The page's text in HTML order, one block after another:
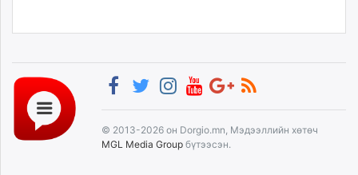
© 2013-2026 он Dorgio.mn, Мэдээллийн хөтөч
MGL Media Group бүтээсэн.